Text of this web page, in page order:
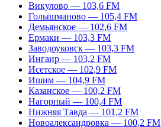
Викулово — 103,6 FM
Голышманово — 105,4 FM
Демьянское — 102,6 FM
Ермаки — 103,3 FM
Заводоуковск — 103,3 FM
Ингаир — 103,2 FM
Исетское — 102,9 FM
Ишим — 104,9 FM
Казанское — 100,2 FM
Нагорный — 100,4 FM
Нижняя Тавда — 101,2 FM
Новоалександровка — 100,2 FM